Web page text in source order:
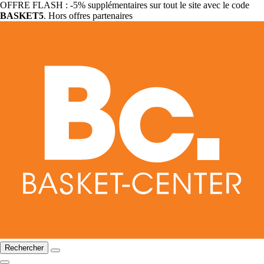
OFFRE FLASH : -5% supplémentaires sur tout le site avec le code
BASKET5. Hors offres partenaires
Rechercher